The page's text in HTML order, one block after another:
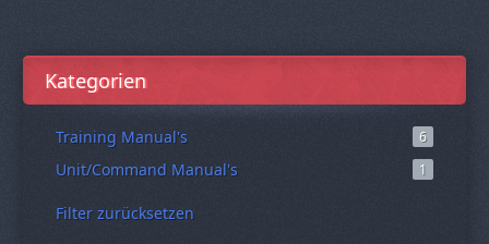
Kategorien
Training Manual's 6
Unit/Command Manual's 1
Filter zurücksetzen